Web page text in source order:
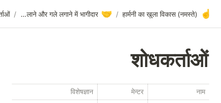
/
🤝
हाथ मिलाने और गले लगाने में भागीदार
/
शोधकर्ताओं
विशेषज्ञान